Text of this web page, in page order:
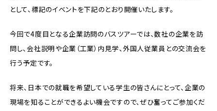
として、標記のイベントを下記のとおり開催いたします。
今回で4度目となる企業訪問のバスツアーでは、数社の企業を訪
問し、会社説明や企業（工業）内見学、外国人従業員との交流会を
行う予定です。
将来、日本での就職を希望している学生の皆さんにとって、企業の
現場を知ることができるよい機会ですので、ぜひ奮ってご参加くだ